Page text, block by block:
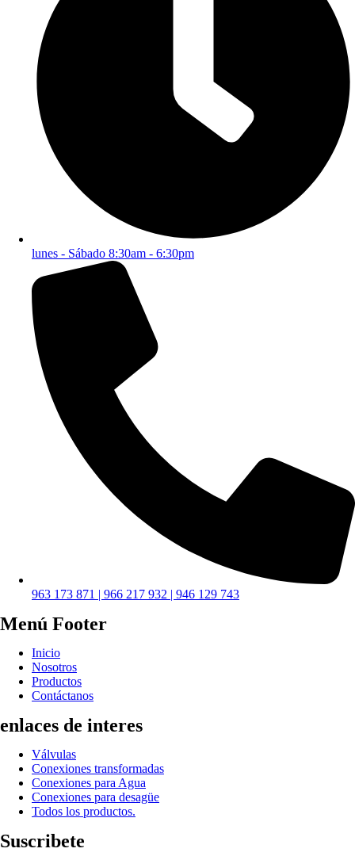
lunes - Sábado 8:30am - 6:30pm
963 173 871 | 966 217 932 | 946 129 743
Menú Footer
Inicio
Nosotros
Productos
Contáctanos
enlaces de interes
Válvulas
Conexiones transformadas
Conexiones para Agua
Conexiones para desagüe
Todos los productos.
Suscribete